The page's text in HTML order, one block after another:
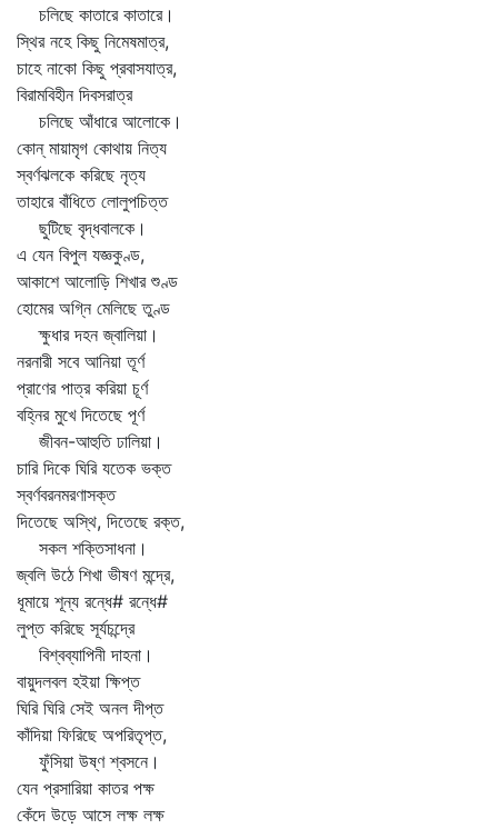
চলিছে কাতারে কাতারে।
স্থির নহে কিছু নিমেষমাত্র,
চাহে নাকো কিছু প্রবাসযাত্র,
বিরামবিহীন দিবসরাত্র
চলিছে আঁধারে আলোকে।
কোন্‌ মায়ামৃগ কোথায় নিত্য
স্বর্ণঝলকে করিছে নৃত্য
তাহারে বাঁধিতে লোলুপচিত্ত
ছুটিছে বৃদ্ধবালকে।
এ যেন বিপুল যজ্ঞকুণ্ড,
আকাশে আলোড়ি শিখার শুণ্ড
হোমের অগ্নি মেলিছে তুণ্ড
ক্ষুধার দহন জ্বালিয়া।
নরনারী সবে আনিয়া তূর্ণ
প্রাণের পাত্র করিয়া চূর্ণ
বহ্নির মুখে দিতেছে পূর্ণ
জীবন-আহুতি ঢালিয়া।
চারি দিকে ঘিরি যতেক ভক্ত
স্বর্ণবরনমরণাসক্ত
দিতেছে অস্থি, দিতেছে রক্ত,
সকল শক্তিসাধনা।
জ্বলি উঠে শিখা ভীষণ মন্দ্রে,
ধূমায়ে শূন্য রন্ধে# রন্ধে#
লুপ্ত করিছে সূর্যচন্দ্রে
বিশ্বব্যাপিনী দাহনা।
বায়ুদলবল হইয়া ক্ষিপ্ত
ঘিরি ঘিরি সেই অনল দীপ্ত
কাঁদিয়া ফিরিছে অপরিতৃপ্ত,
ফুঁসিয়া উষ্ণ শ্বসনে।
যেন প্রসারিয়া কাতর পক্ষ
কেঁদে উড়ে আসে লক্ষ লক্ষ